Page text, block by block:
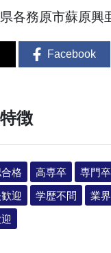
各務原市蘇原興
Facebook
徴
格 高専卒 専門卒
迎
学歴不問 業